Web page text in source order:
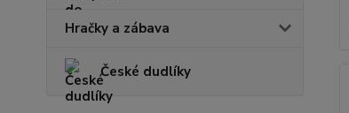
Hračky a zábava
České dudlíky